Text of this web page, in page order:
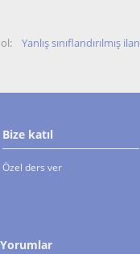
ol: Yanlış sınıflandırılmış ilan
Bize katıl
Özel ders ver
Yorumlar